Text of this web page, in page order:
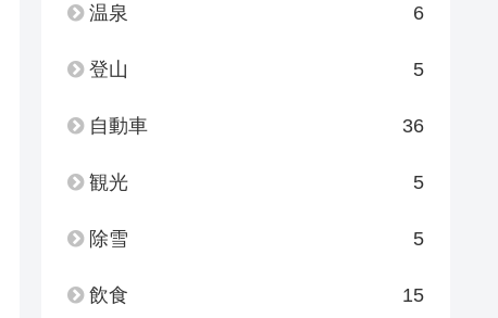
温泉 6
登山 5
自動車 36
観光 5
除雪 5
飲食 15